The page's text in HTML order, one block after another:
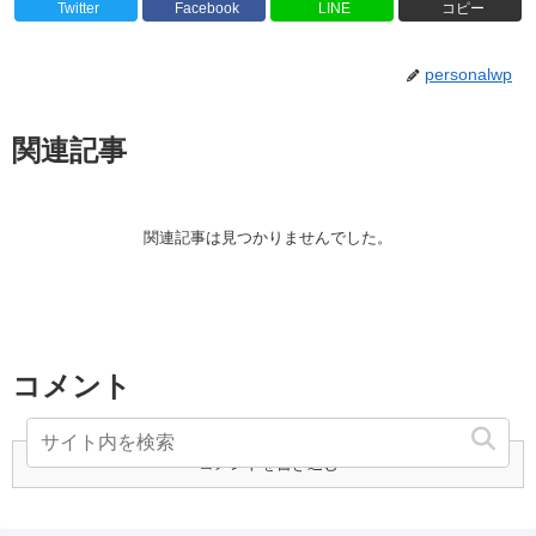
Twitter Facebook LINE コピー
personalwp
関連記事
関連記事は見つかりませんでした。
コメント
コメントを書き込む